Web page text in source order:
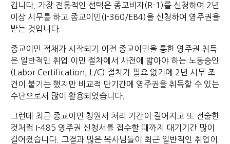
깁니다. 가장 전통적인 선택은 종교비자(R-1)를 신청하여 2년
이상 시무를 하고 종교이민(I-360/EB4)을 신청하여 영주권을
받는 것입니다.
종교이민 적채가 시작되기 이전 종교이민을 통한 영주권 취득
은 일반적인 취업 이민 절차에서 사전에 밟아야 하는 노동승인
(Labor Certification, L/C) 절차가 필요 없기에 2년 시무 조
건이 붙기는 했지만 비교적 단기간에 영주권을 취득할 수 있는
수단으로서 많이 활용되었습니다.
그런데 최근 종교이민 청원서 처리 기간이 길어지고 또 전술한
것처럼 I-485 영주권 신청서를 접수할 때까지 대기기간 많이
길어졌습니다. 그결과 많은 목사님들이 최근 일반적인 취업이